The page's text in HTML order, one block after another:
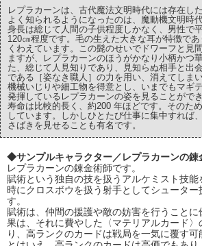
レプラカーンは、古代魔法文明時代には存在し
よく知られるようになったのは、魔動機文明時
身長は総じて人間の子供程度しかなく、男性で
120㎝程度です。毛の生えた大きな耳が特徴で
くわえています。この髭のせいでドワーフと見
ますが、レプラカーンのほうがかなり小柄かつ
た、総じて人見知りであり、見知らぬ相手と出
である［姿なき職人］の力を用い、消えてしまい
機械いじりや細工物を得意とし、いまでもマギ
発揮しているレプラカーンの姿を見ることができ
寿命は比較的長く、約200 年ほどです。そのた
しています。しかしひとたび仕事に集中すれば
さばきを見せることも有名です。
◆サンプルキャラクター／レプラカーンの
レプラカーンの錬金術師です。
賦術という独自の技を扱うアルケミスト技能
時にクロスボウを扱う射手としてシューター
す。
賦術は、仲間の援護や敵の妨害を行うこと
果は、それに費やした〈マテリアルカード
り、高ランクのカードは戦局を一気に覆す可